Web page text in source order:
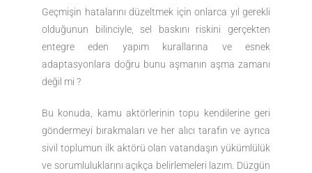
Geçmişin hatalarını düzeltmek için onlarca yıl gerekli
olduğunun bilinciyle, sel baskını riskini gerçekten
entegre eden yapım kurallarına ve esnek
adaptasyonlara doğru bunu aşmanın aşma zamanı
değil mi ?
Bu konuda, kamu aktörlerinin topu kendilerine geri
göndermeyi bırakmaları ve her alıcı tarafın ve ayrıca
sivil toplumun ilk aktörü olan vatandaşın yükümlülük
ve sorumluluklarını açıkça belirlemeleri lazım. Düzgün